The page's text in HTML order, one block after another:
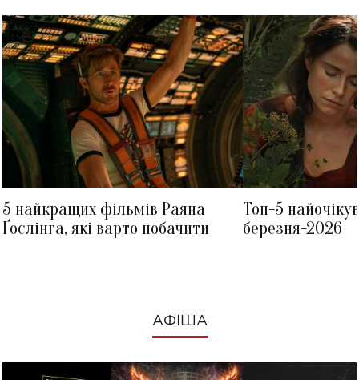
5 найкращих фільмів Раяна
Ґослінга, які варто побачити
Топ-5
березня-2026
АФІША